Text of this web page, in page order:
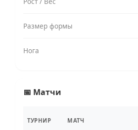
Размер формы
Нога
📅 Матчи
ТУРНИР МАТЧ